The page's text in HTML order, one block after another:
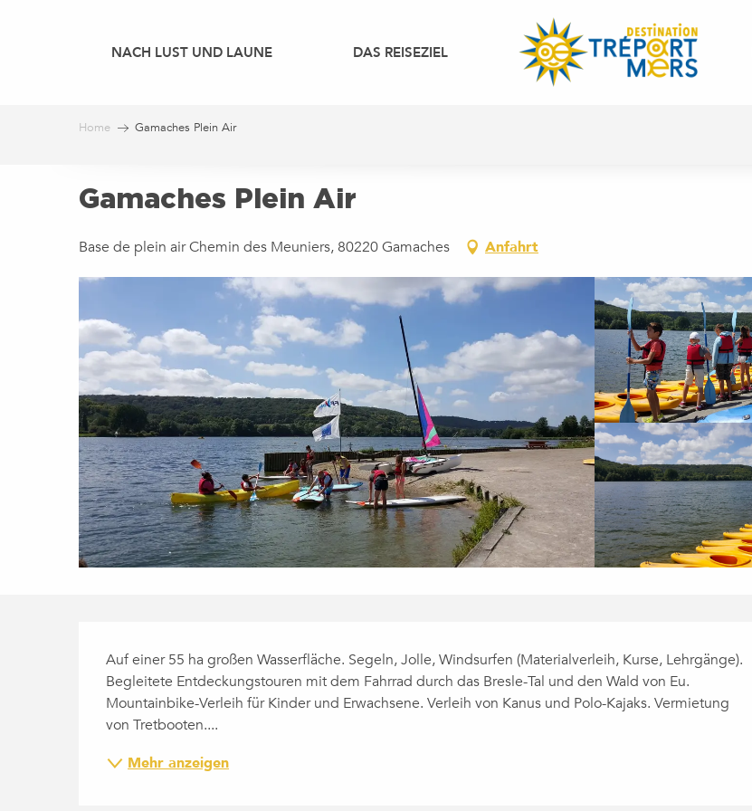
NACH LUST UND LAUNE DAS REISEZIEL
Home Gamaches Plein Air
Gamaches Plein Air
Base de plein air Chemin des Meuniers, 80220 Gamaches Anfahrt
Auf einer 55 ha großen Wasserfläche. Segeln, Jolle, Windsurfen (Materialverleih, Kurse, Lehrgänge).
Begleitete Entdeckungstouren mit dem Fahrrad durch das Bresle-Tal und den Wald von Eu.
Mountainbike-Verleih für Kinder und Erwachsene. Verleih von Kanus und Polo-Kajaks. Vermietung
von Tretbooten....
Mehr anzeigen